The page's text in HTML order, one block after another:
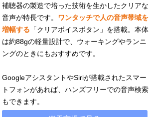
補聴器の製造で培った技術を生かしたクリアな
音声が特長です。 ワンタッチで人の音声帯域を
増幅する 「クリアボイスボタン」を搭載。本体
は約88gの軽量設計で、ウォーキングやランニ
ングのときにもおすすめです。
GoogleアシスタントやSiriが搭載されたスマー
トフォンがあれば、ハンズフリーでの音声検索
もできます。